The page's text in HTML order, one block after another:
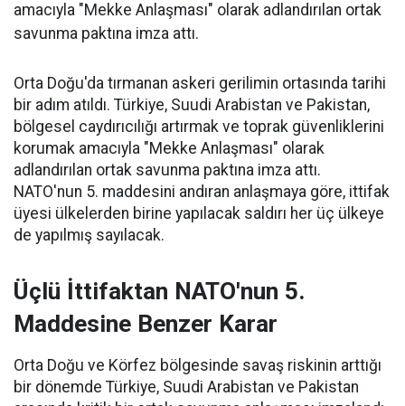
amacıyla "Mekke Anlaşması" olarak adlandırılan ortak
savunma paktına imza attı.
Orta Doğu'da tırmanan askeri gerilimin ortasında tarihi
bir adım atıldı. Türkiye, Suudi Arabistan ve Pakistan,
bölgesel caydırıcılığı artırmak ve toprak güvenliklerini
korumak amacıyla "Mekke Anlaşması" olarak
adlandırılan ortak savunma paktına imza attı.
NATO'nun 5. maddesini andıran anlaşmaya göre, ittifak
üyesi ülkelerden birine yapılacak saldırı her üç ülkeye
de yapılmış sayılacak.
Üçlü İttifaktan NATO'nun 5.
Maddesine Benzer Karar
Orta Doğu ve Körfez bölgesinde savaş riskinin arttığı
bir dönemde Türkiye, Suudi Arabistan ve Pakistan